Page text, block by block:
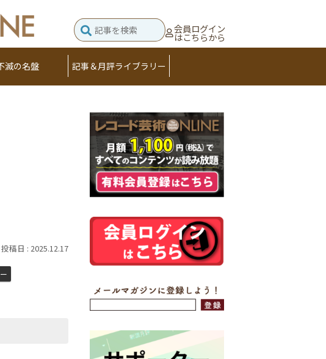
会員ログイン
はこちらから
滅の名盤 記事＆月評ライブラリー
2025.12.17